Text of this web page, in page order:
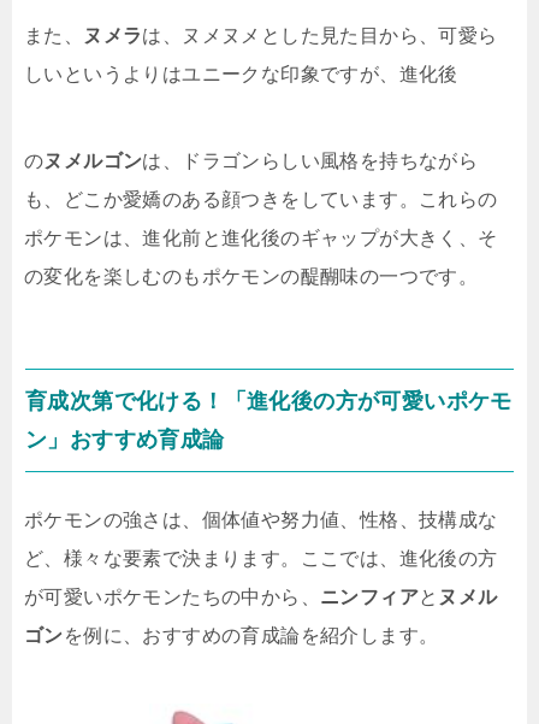
また、 ヌメラは、ヌメヌメとした見た目から、可愛ら
しいというよりはユニークな印象ですが、進化後
のヌメルゴンは、ドラゴンらしい風格を持ちながら
も、どこか愛嬌のある顔つきをしています。これらの
ポケモンは、進化前と進化後のギャップが大きく、そ
の変化を楽しむのもポケモンの醍醐味の一つです。
育成次第で化ける！「進化後の方が可愛いポケモ
ン」おすすめ育成論
ポケモンの強さは、個体値や努力値、性格、技構成な
ど、様々な要素で決まります。ここでは、進化後の方
が可愛いポケモンたちの中から、 ニンフィアと ヌメル
ゴンを例に、おすすめの育成論を紹介します。